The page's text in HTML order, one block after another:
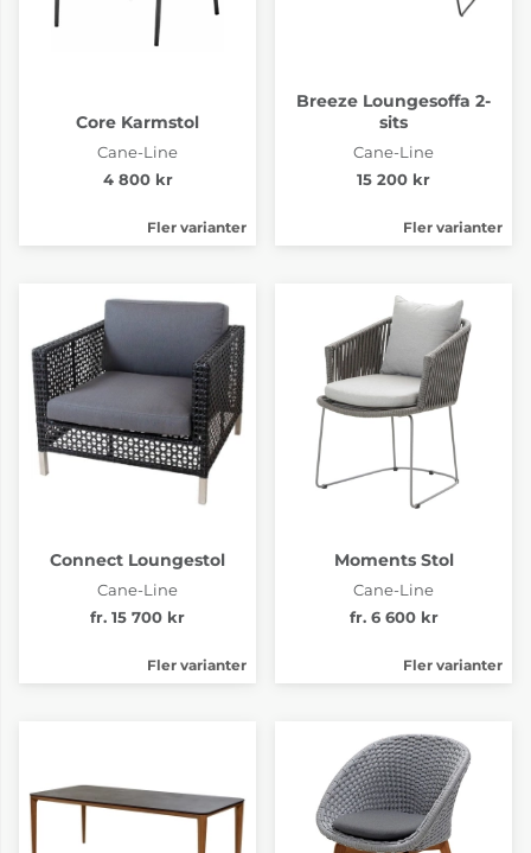
Core Karmstol
Cane-Line
4 800 kr
Fler varianter
Breeze Loungesoffa 2-
sits
Cane-Line
15 200 kr
Fler varianter
Connect Loungestol
Cane-Line
fr. 15 700 kr
Fler varianter
Moments Stol
Cane-Line
fr. 6 600 kr
Fler varianter